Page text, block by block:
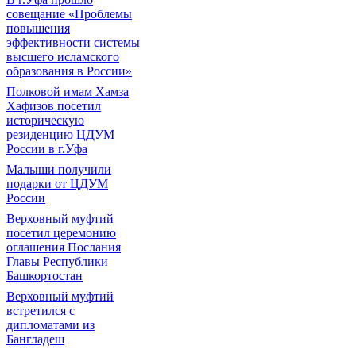
совещание «Проблемы
повышения
эффективности системы
высшего исламского
образования в России»
Полковой имам Хамза
Хафизов посетил
историческую
резиденцию ЦДУМ
России в г.Уфа
Малыши получили
подарки от ЦДУМ
России
Верховный муфтий
посетил церемонию
оглашения Послания
Главы Республики
Башкортостан
Верховный муфтий
встретился с
дипломатами из
Бангладеш